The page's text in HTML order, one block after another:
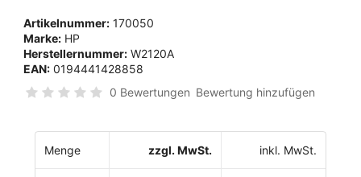
Artikelnummer: 170050
Marke: HP
Herstellernummer: W2120A
EAN: 0194441428858
0 Bewertungen Bewertung hinzufügen
Menge zzgl. MwSt. inkl. MwSt.